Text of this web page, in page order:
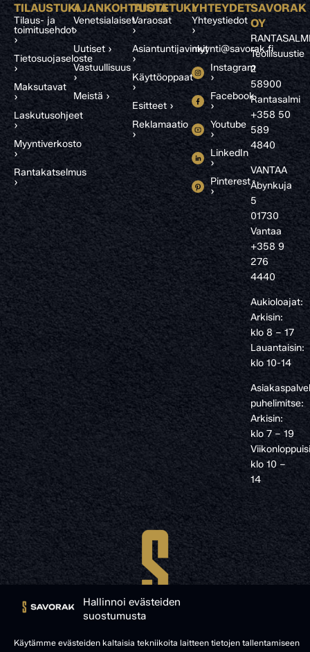
Hallinnoi evästeiden
suostumusta
Käytämme evästeiden kaltaisia tekniikoita laitteen tietojen tallentamiseen
TILAUSTUKI
Tilaus- ja
toimitusehdot
›
Tietosuojaseloste
›
Maksutavat
›
Laskutusohjeet
›
Myyntiverkosto
›
Rantakatselmus
›
AJANKOHTAISTA
Venetsialaiset
›
Uutiset ›
Vastuullisuus
›
Meistä ›
TUOTETUKI
Varaosat
›
Asiantuntijavinkit
›
Käyttöoppaat
›
Esitteet ›
Reklamaatio
›
YHTEYDET
Yhteystiedot
›
myynti@savorak.fi
Instagram
›
Facebook
›
Youtube
›
LinkedIn
›
Pinterest
›
SAVORAK
OY
Teollisuustie
2
58900
Rantasalmi
+358 50
589
4840
VANTAA
Åbynkuja
5
01730
Vantaa
+358 9
276
4440
Aukioloajat:
Arkisin:
klo 8 – 17
Lauantaisin:
klo 10-14
puhelimitse:
Arkisin:
klo 7 – 19
klo 10 –
14